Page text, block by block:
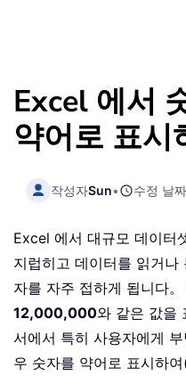
Excel 에서
약어로 표시
작성자Sun• 수정 날짜
Excel 에서 대규모 데이터
지럽히고 데이터를 읽거
자를 자주 접하게 됩니다。
12,000,000와 같은 값을
서에서 특히 사용자에게
우 숫자를 약어로 표시하